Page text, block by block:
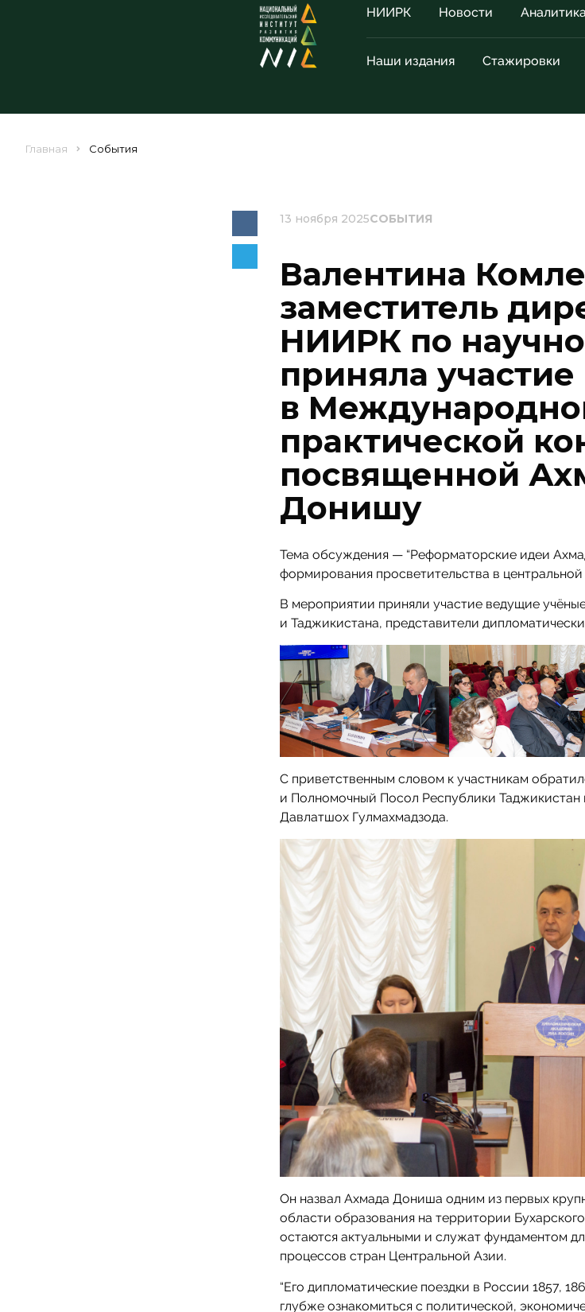
НИИРК Новости
Наши издания Стажировки
Главная События
13 ноября 2025СОБЫТИЯ
Валентина
заместитель
НИИРК по
приняла участие
в
практической
посвященной
Донишу
Тема обсуждения — “Реформаторские идеи
формирования просветительства в центральной
В мероприятии приняли участие ведущие
и Таджикистана, представители
С приветственным словом к участникам
и Полномочный Посол Республики Таджикистан
Давлатшох Гулмахмадзода.
Он назвал Ахмада Дониша одним из первых
области образования на территории
остаются актуальными и служат фундаментом
процессов стран Центральной Азии.
“Его дипломатические поездки в России 1857,
глубже ознакомиться с политической,